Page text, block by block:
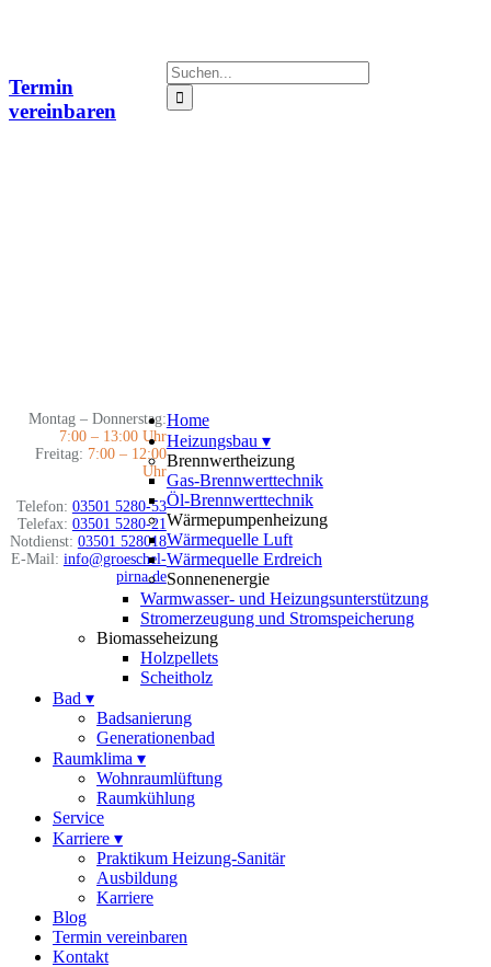
Termin
vereinbaren
Montag – Donnerstag:
7:00 – 13:00 Uhr
Freitag: 7:00 – 12:00
Uhr
Telefon: 03501 5280-53
Telefax: 03501 5280-21
Notdienst: 03501 528018
E-Mail: info@groeschel-
pirna.de
Suche
nach:
Home
Heizungsbau ▾
Brennwertheizung
Gas-Brennwerttechnik
Öl-Brennwerttechnik
Wärmepumpenheizung
Wärmequelle Luft
Wärmequelle Erdreich
Sonnenenergie
Warmwasser- und Heizungsunterstützung
Stromerzeugung und Stromspeicherung
Biomasseheizung
Holzpellets
Scheitholz
Bad ▾
Badsanierung
Generationenbad
Raumklima ▾
Wohnraumlüftung
Raumkühlung
Service
Karriere ▾
Praktikum Heizung-Sanitär
Ausbildung
Karriere
Blog
Termin vereinbaren
Kontakt